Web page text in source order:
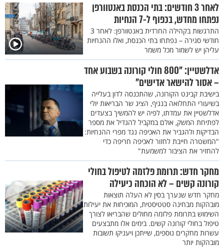
לאחר 3 חודשים: בתי הכנסת באנטוורפן
נפתחו מחדש, בכפוף ל-7 הנחיות
התרגשות בקהילה החרדית באנטוורפן: לאחר 3
חודשי סגירה – נפתחו בתי הכנסת, ואלו ההנחיות
עליהן יש לשמור מכל משמר
אדלשטיין: "800 חולי קורונה בשבוע אחד
– אסור להישאר אדישים"
בישיבת קבינט הקורונה, שהתכנסה לדון בעלייה
בשיעורי התחלואה בנגיף, הציג שר הבריאות יולי
אדלשטיין את עמדתו, לפיה יש להמשיך בצעדים
לפתיחת המשק, אולם במקביל להגדיל את מספר
הבדיקות ולהגביר את האכיפה נגד מפרי ההנחיות:
"המשטרה חייבת לחזור לאכיפה חריפה כדי
להחזיר את הציבור למשמעת"
מחקר חדש: תרומת פלזמה לטיפול בחולי
קורונה קשים – לא הוכחה כיעילה
מחקר חדש שנערך בסין לא העלה תוצאות
מובהקות מבחינה סטטיסטית, המוכיחות את יעילות
השימוש בתרומת פלזמה מחולים שהבריאו לצורך
טיפול בחולי קורונה קשים. בימים אלו מתבצעים
עשרות מחקרים נוספים, שייתכן ויעניקו תשובות
מובהקות יותר